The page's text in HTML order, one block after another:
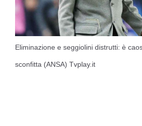
Eliminazione e seggiolini distrutti: è
sconfitta (ANSA) Tvplay.it